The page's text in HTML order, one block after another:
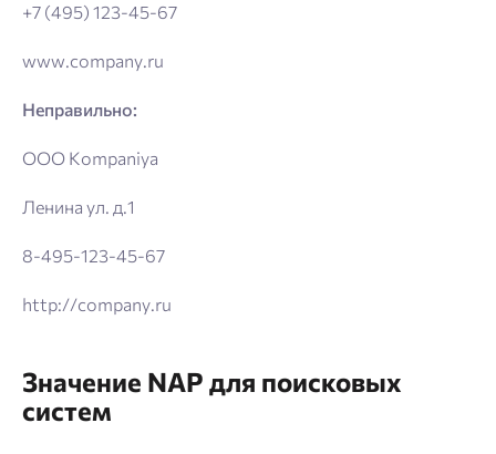
+7 (495) 123-45-67
www.company.ru
Неправильно:
OOO Kompaniya
Ленина ул. д.1
8-495-123-45-67
http://company.ru
Значение NAP для поисковых
систем